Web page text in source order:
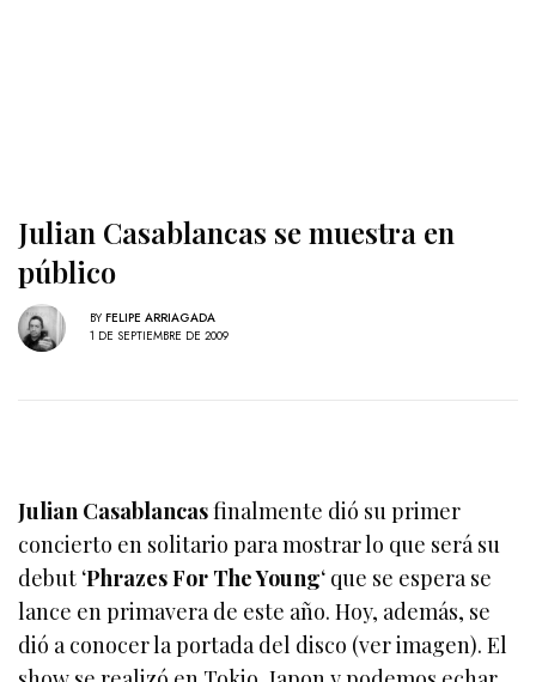
Julian Casablancas se muestra en
público
BY FELIPE ARRIAGADA
1 DE SEPTIEMBRE DE 2009
Julian Casablancasfinalmente dió su primer
concierto en solitario para mostrar lo que será su
debut ‘Phrazes For The Young‘ que se espera se
lance en primavera de este año. Hoy, además, se
dió a conocer la portada del disco (ver imagen). El